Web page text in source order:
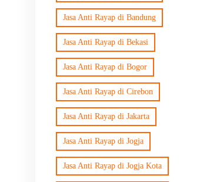
Jasa Anti Rayap di Bandung
Jasa Anti Rayap di Bekasi
Jasa Anti Rayap di Bogor
Jasa Anti Rayap di Cirebon
Jasa Anti Rayap di Jakarta
Jasa Anti Rayap di Jogja
Jasa Anti Rayap di Jogja Kota